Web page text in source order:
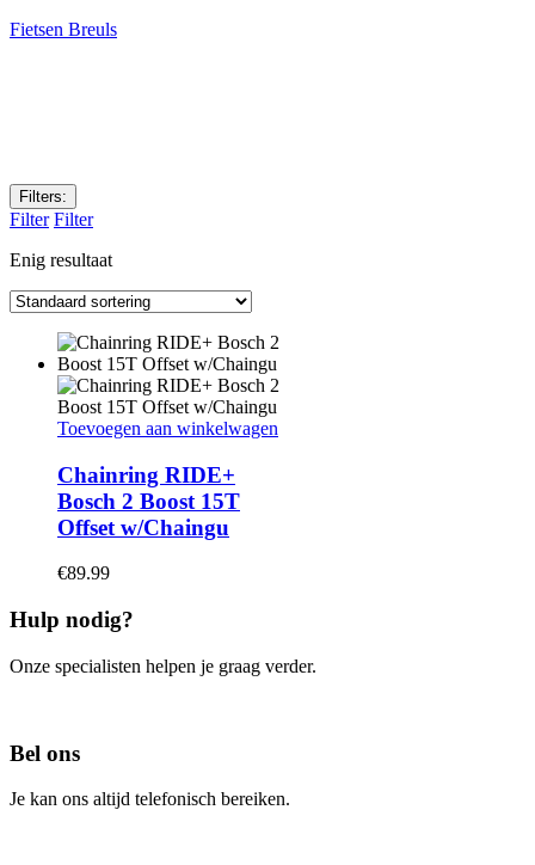
Fietsen Breuls
Filters:
Filter Filter
Enig resultaat
Toevoegen aan winkelwagen
Chainring RIDE+
Bosch 2 Boost 15T
Offset w/Chaingu
€89.99
Hulp nodig?
Onze specialisten helpen je graag verder.
Bel ons
Je kan ons altijd telefonisch bereiken.